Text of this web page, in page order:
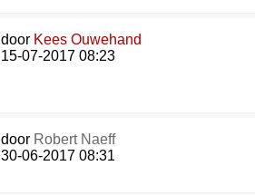
door Kees Ouwehand
15-07-2017 08:23
door Robert Naeff
30-06-2017 08:31